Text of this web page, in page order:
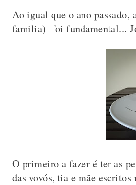
Ao igual que o ano
familia) foi fundamental...
O primeiro a fazer é ter as
das vovós, tia e mãe escritos